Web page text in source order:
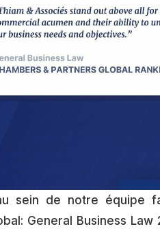
sein de notre équipe
General Business